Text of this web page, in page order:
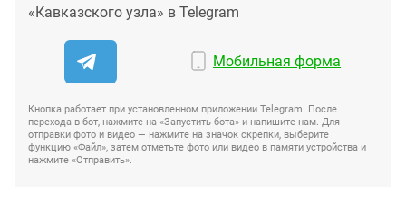
«Кавказского узла» в Telegram
Мобильная форма
Кнопка работает при установленном приложении Telegram. После
перехода в бот, нажмите на «Запустить бота» и напишите нам. Для
отправки фото и видео — нажмите на значок скрепки, выберите
функцию «Файл», затем отметьте фото или видео в памяти устройства и
нажмите «Отправить».